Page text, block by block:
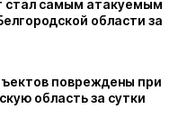
стал самым атакуемым
области за
повреждены при
область за сутки